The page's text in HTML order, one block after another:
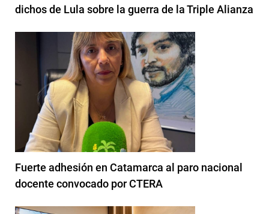
dichos de Lula sobre la guerra de la Triple Alianza
Fuerte adhesión en Catamarca al paro nacional
docente convocado por CTERA